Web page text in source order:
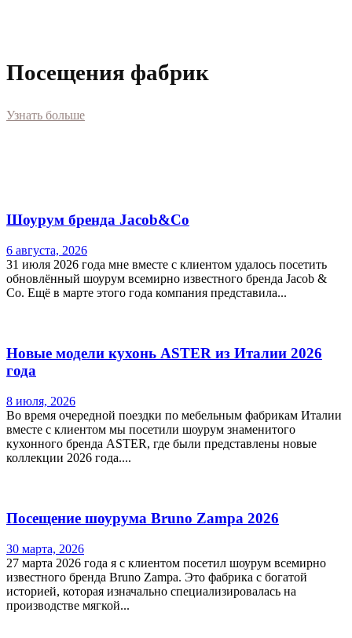
Посещения фабрик
Узнать больше
Шоурум бренда Jacob&Co
6 августа, 2026
31 июля 2026 года мне вместе с клиентом удалось посетить
обновлённый шоурум всемирно известного бренда Jacob &
Co. Ещё в марте этого года компания представила...
Новые модели кухонь ASTER из Италии 2026
года
8 июля, 2026
Во время очередной поездки по мебельным фабрикам Италии
вместе с клиентом мы посетили шоурум знаменитого
кухонного бренда ASTER, где были представлены новые
коллекции 2026 года....
Посещение шоурума Bruno Zampa 2026
30 марта, 2026
27 марта 2026 года я с клиентом посетил шоурум всемирно
известного бренда Bruno Zampa. Это фабрика с богатой
историей, которая изначально специализировалась на
производстве мягкой...